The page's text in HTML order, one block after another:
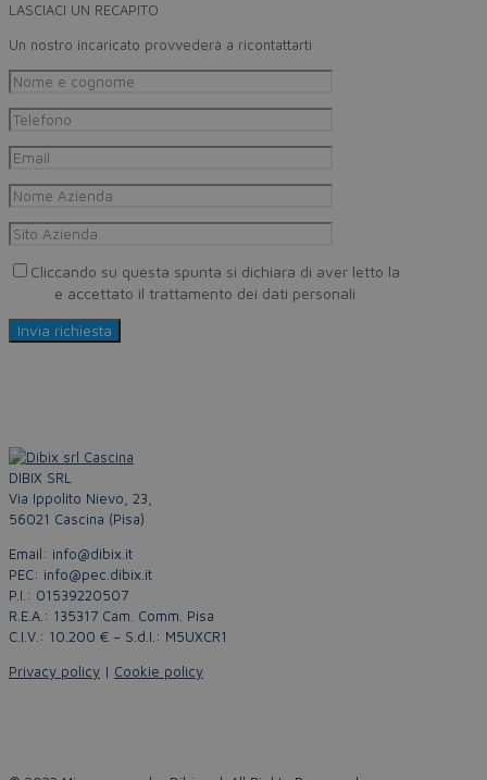
LASCIACI UN RECAPITO
Un nostro incaricato provvederà a ricontattarti
Cliccando su questa spunta si dichiara di aver letto la
e accettato il trattamento dei dati personali
DIBIX SRL
Via Ippolito Nievo, 23,
56021 Cascina (Pisa)
Email: info@dibix.it
PEC: info@pec.dibix.it
P.I.: 01539220507
R.E.A.: 135317 Cam. Comm. Pisa
C.I.V.: 10.200 € – S.d.I.: M5UXCR1
Privacy policy | Cookie policy